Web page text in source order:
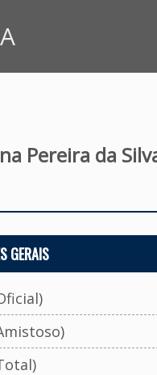
Pereira da
GERAIS